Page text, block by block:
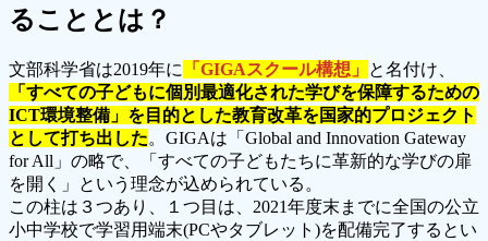
ることとは？
文部科学省は2019年に 「GIGAスクール構想」
と名付け、
「すべての子どもに個別最適化された学びを保障するための
ICT環境整備」を目的とした教育改革を国家的プロジェクト
として打ち出した。GIGAは「Global and Innovation Gateway
for All」の略で、「すべての子どもたちに革新的な学びの扉
を開く」という理念が込められている。
この柱は３つあり、１つ目は、2021年度末までに全国の公立
小中学校で学習用端末(PCやタブレット)を配備完了するとい